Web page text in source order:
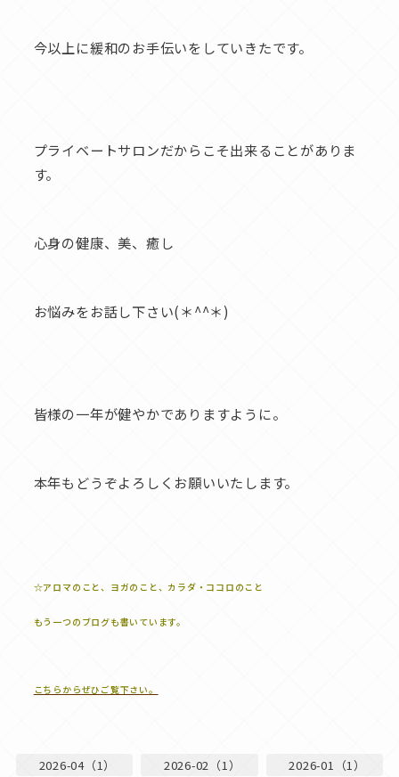
今以上に緩和のお手伝いをしていきたです。
プライベートサロンだからこそ出来ることがありま
す。
心身の健康、美、癒し
お悩みをお話し下さい(＊^^＊)
皆様の一年が健やかでありますように。
本年もどうぞよろしくお願いいたします。
☆アロマのこと、ヨガのこと、カラダ・ココロのこと
もう一つのブログも書いています。
こちらからぜひご覧下さい。
2026-04（1） 2026-02（1）
2026-01（1）